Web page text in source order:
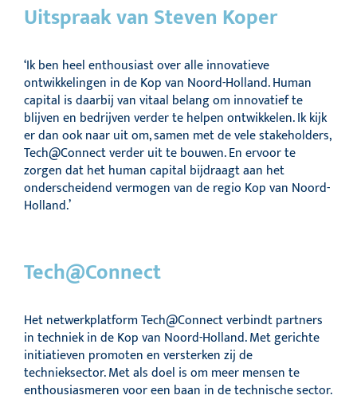
Uitspraak van Steven Koper
‘Ik ben heel enthousiast over alle innovatieve
ontwikkelingen in de Kop van Noord-Holland. Human
capital is daarbij van vitaal belang om innovatief te
blijven en bedrijven verder te helpen ontwikkelen. Ik kijk
er dan ook naar uit om, samen met de vele stakeholders,
Tech@Connect verder uit te bouwen. En ervoor te
zorgen dat het human capital bijdraagt aan het
onderscheidend vermogen van de regio Kop van Noord-
Holland.’
Tech@Connect
Het netwerkplatform Tech@Connect verbindt partners
in techniek in de Kop van Noord-Holland. Met gerichte
initiatieven promoten en versterken zij de
technieksector. Met als doel is om meer mensen te
enthousiasmeren voor een baan in de technische sector.